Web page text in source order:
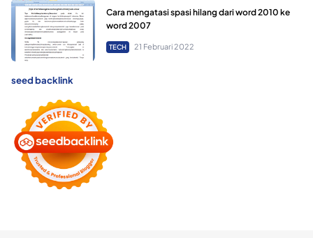
Cara mengatasi spasi hilang dari word 2010 ke
word 2007
TECH 21 Februari 2022
seed backlink